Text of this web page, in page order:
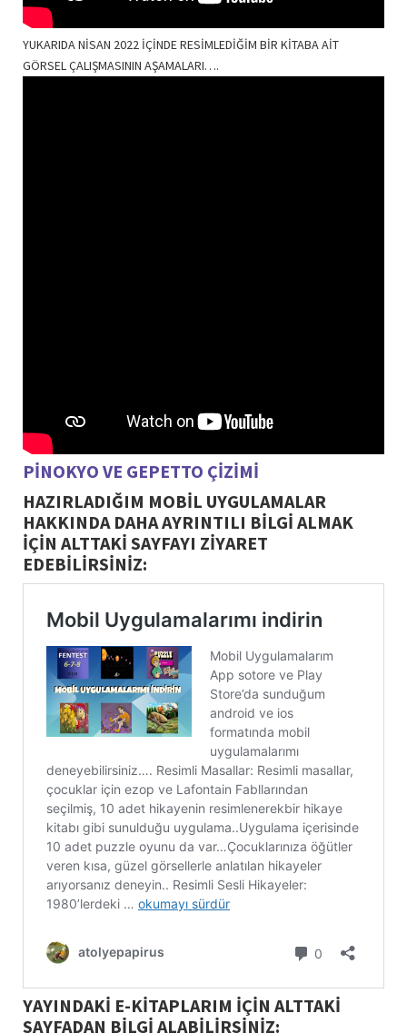
YUKARIDA NİSAN 2022 İÇİNDE RESİMLEDİĞİM BİR KİTABA AİT
GÖRSEL ÇALIŞMASININ AŞAMALARI….
PİNOKYO VE GEPETTO ÇİZİMİ
HAZIRLADIĞIM MOBİL UYGULAMALAR
HAKKINDA DAHA AYRINTILI BİLGİ ALMAK
İÇİN ALTTAKİ SAYFAYI ZİYARET
EDEBİLİRSİNİZ:
YAYINDAKİ E-KİTAPLARIM İÇİN ALTTAKİ
SAYFADAN BİLGİ ALABİLİRSİNİZ: